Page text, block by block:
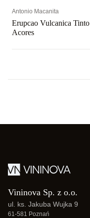
Antonio Macanita
Erupcao Vulcanica Tinto
Acores
Vininova Sp. z o.o.
ul. ks. Jakuba Wujka 9
61-581 Poznań